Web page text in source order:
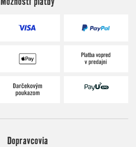
Dopravcovia